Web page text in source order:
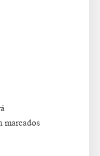
marcados